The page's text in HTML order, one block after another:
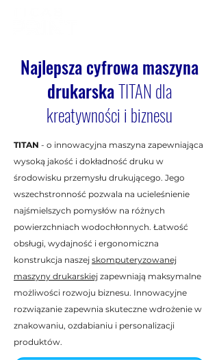
Najlepsza cyfrowa maszyna
drukarskaTITAN dla
kreatywności i biznesu
TITAN - o innowacyjna maszyna zapewniająca
wysoką jakość i dokładność druku w
środowisku przemysłu drukującego. Jego
wszechstronność pozwala na ucieleśnienie
najśmielszych pomysłów na różnych
powierzchniach wodochłonnych. Łatwość
obsługi, wydajność i ergonomiczna
konstrukcja naszej skomputeryzowanej
maszyny drukarskiej zapewniają maksymalne
możliwości rozwoju biznesu. Innowacyjne
rozwiązanie zapewnia skuteczne wdrożenie w
znakowaniu, ozdabianiu i personalizacji
produktów.